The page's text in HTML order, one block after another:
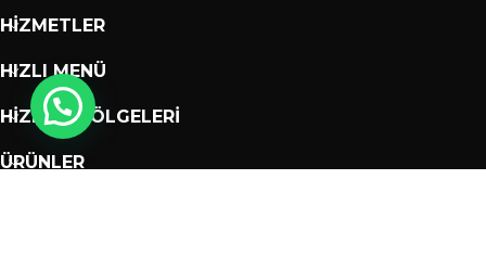
HIZMETLER
HIZLI MENÜ
HIZMET BÖLGELERI
ÜRÜNLER